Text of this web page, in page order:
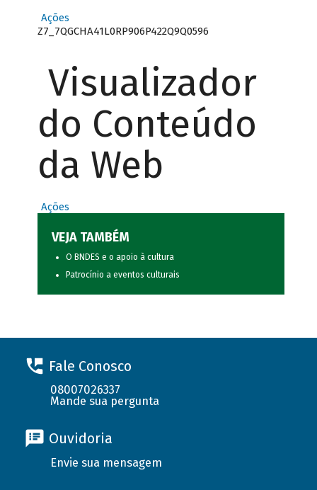
Ações
Z7_7QGCHA41L0RP906P422Q9Q0596
Visualizador
do Conteúdo
da Web
Ações
VEJA TAMBÉM
O BNDES e o apoio à cultura
Patrocínio a eventos culturais
Fale Conosco
08007026337
Mande sua pergunta
Ouvidoria
Envie sua mensagem